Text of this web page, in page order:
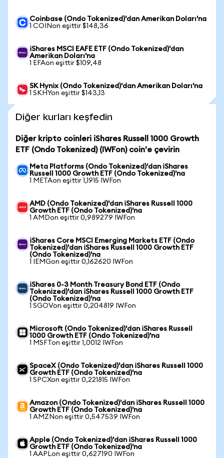
Coinbase (Ondo Tokenized)'dan Amerikan Doları'na
1 COINon eşittir $148,36
iShares MSCI EAFE ETF (Ondo Tokenized)'dan
Amerikan Doları'na
1 EFAon eşittir $109,48
SK Hynix (Ondo Tokenized)'dan Amerikan Doları'na
1 SKHYon eşittir $143,13
Diğer kurları keşfedin
Diğer kripto coinleri iShares Russell 1000 Growth
ETF (Ondo Tokenized) (IWFon) coin'e çevirin
Meta Platforms (Ondo Tokenized)'dan iShares
Russell 1000 Growth ETF (Ondo Tokenized)'na
1 METAon eşittir 1,1915 IWFon
AMD (Ondo Tokenized)'dan iShares Russell 1000
Growth ETF (Ondo Tokenized)'na
1 AMDon eşittir 0,989279 IWFon
iShares Core MSCI Emerging Markets ETF (Ondo
Tokenized)'dan iShares Russell 1000 Growth ETF
(Ondo Tokenized)'na
1 IEMGon eşittir 0,162620 IWFon
iShares 0-3 Month Treasury Bond ETF (Ondo
Tokenized)'dan iShares Russell 1000 Growth ETF
(Ondo Tokenized)'na
1 SGOVon eşittir 0,204819 IWFon
Microsoft (Ondo Tokenized)'dan iShares Russell
1000 Growth ETF (Ondo Tokenized)'na
1 MSFTon eşittir 1,0012 IWFon
SpaceX (Ondo Tokenized)'dan iShares Russell 1000
Growth ETF (Ondo Tokenized)'na
1 SPCXon eşittir 0,221815 IWFon
Amazon (Ondo Tokenized)'dan iShares Russell 1000
Growth ETF (Ondo Tokenized)'na
1 AMZNon eşittir 0,547539 IWFon
Apple (Ondo Tokenized)'dan iShares Russell 1000
Growth ETF (Ondo Tokenized)'na
1 AAPLon eşittir 0,627190 IWFon